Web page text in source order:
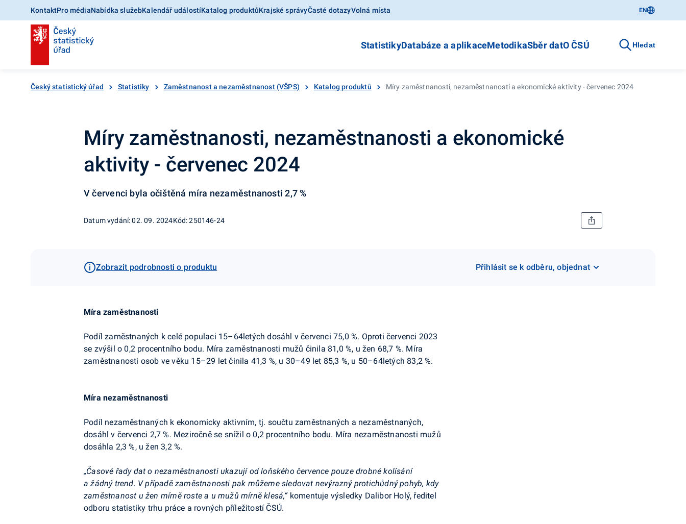
KontaktPro médiaNabídka služebKalendář událostíKatalog produktůKrajské správyČasté dotazyVolná místa EN
StatistikyDatabáze a aplikaceMetodikaSběr datO ČSÚ Hledat
Český statistický úřad Statistiky Zaměstnanost a nezaměstnanost (VŠPS) Katalog produktů Míry zaměstnanosti, nezaměstnanosti a ekonomické aktivity - červenec 2024
Míry zaměstnanosti, nezaměstnanosti a ekonomické
aktivity - červenec 2024
V červenci byla očištěná míra nezaměstnanosti 2,7 %
Datum vydání: 02. 09. 2024Kód: 250146-24
Zobrazit podrobnosti o produktu Přihlásit se k odběru, objednat
Míra zaměstnanosti
Podíl zaměstnaných k celé populaci 15–64letých dosáhl v červenci 75,0 %. Oproti červenci 2023
se zvýšil o 0,2 procentního bodu. Míra zaměstnanosti mužů činila 81,0 %, u žen 68,7 %. Míra
zaměstnanosti osob ve věku 15–29 let činila 41,3 %, u 30–49 let 85,3 %, u 50–64letých 83,2 %.
Míra nezaměstnanosti
Podíl nezaměstnaných k ekonomicky aktivním, tj. součtu zaměstnaných a nezaměstnaných,
dosáhl v červenci 2,7 %. Meziročně se snížil o 0,2 procentního bodu. Míra nezaměstnanosti mužů
dosáhla 2,3 %, u žen 3,2 %.
„Časové řady dat o nezaměstnanosti ukazují od loňského července pouze drobné kolísání
a žádný trend. V případě zaměstnanosti pak můžeme sledovat nevýrazný protichůdný pohyb, kdy
zaměstnanost u žen mírně roste a u mužů mírně klesá,“komentuje výsledky Dalibor Holý, ředitel
odboru statistiky trhu práce a rovných příležitostí ČSÚ.